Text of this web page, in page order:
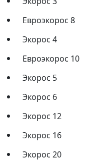
Евроэкорос 8
Экорос 4
Евроэкорос 10
Экорос 5
Экорос 6
Экорос 12
Экорос 16
Экорос 20